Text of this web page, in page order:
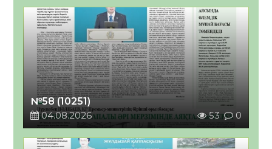
№58 (10251)
04.08.2026
53 0